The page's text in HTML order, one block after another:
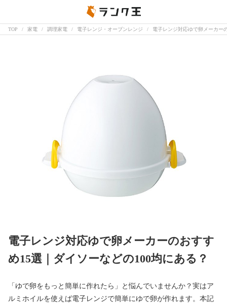
TOP 家電 調理家電 電子レンジ・オーブンレンジ 電子レンジ対応ゆで卵メーカー
電子レンジ対応ゆで卵メーカーのおすす
め15選｜ダイソーなどの100均にある？
「ゆで卵をもっと簡単に作れたら」と悩んでいませんか？実はア
ルミホイルを使えば電子レンジで簡単にゆで卵が作れます。本記